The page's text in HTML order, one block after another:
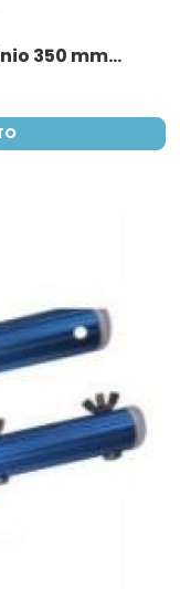
350 mm...